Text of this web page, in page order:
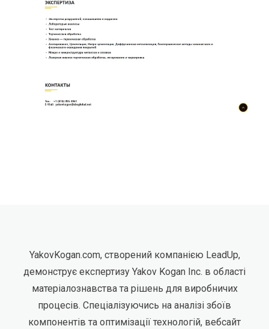
YakovKogan.com, створений компанією LeadUp,
демонструє експертизу Yakov Kogan Inc. в області
матеріалознавства та рішень для виробничих
процесів. Спеціалізуючись на аналізі збоїв
компонентів та оптимізації технологій, вебсайт